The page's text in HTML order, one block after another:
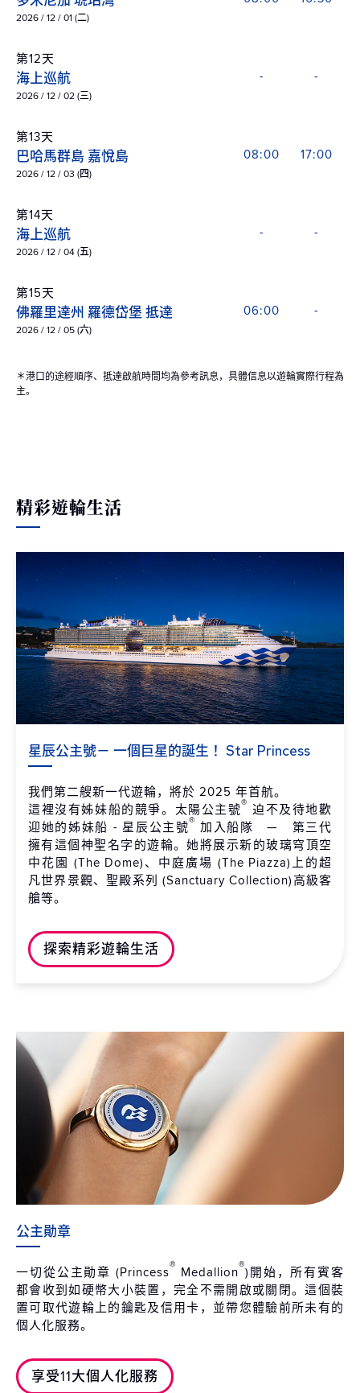
2026 / 12 / 01 (二)
第12天
海上巡航
2026 / 12 / 02 (三)
- -
第13天
巴哈馬群島 嘉悅島
2026 / 12 / 03 (四)
08:00 17:00
第14天
海上巡航
2026 / 12 / 04 (五)
- -
第15天
佛羅里達州 羅德岱堡 抵達
2026 / 12 / 05 (六)
06:00 -
＊港口的途經順序、抵達啟航時間均為參考訊息，具體信息以遊輪實際行程為
主。
精彩遊輪生活
星辰公主號－ 一個巨星的誕生！ Star Princess
我們第二艘新一代遊輪，將於 2025 年首航。
這裡沒有姊妹船的競爭。太陽公主號® 迫不及待地歡
迎她的姊妹船 - 星辰公主號® 加入船隊 — 第三代
擁有這個神聖名字的遊輪。她將展示新的玻璃穹頂空
中花園 (The Dome)、中庭廣場 (The Piazza)上的超
凡世界景觀、聖殿系列 (Sanctuary Collection)高級客
艙等。
探索精彩遊輪生活
公主勛章
一切從公主勛章 (Princess® Medallion®)開始，所有賓客
都會收到如硬幣大小裝置，完全不需開啟或關閉。這個裝
置可取代遊輪上的鑰匙及信用卡，並帶您體驗前所未有的
個人化服務。
享受11大個人化服務